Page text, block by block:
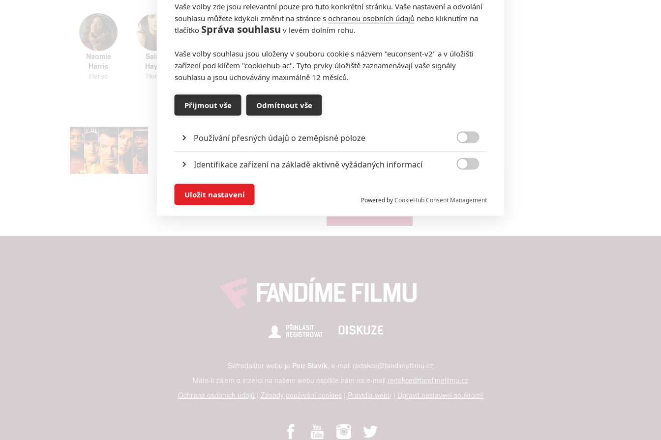
Naomie
Harris
Herec
Salma
Hayek
Herec
Don
Cheadle
Herec
Pierce
Brosnan
Herec
Mykelti
Williamson
Herec
Woody
Harrelson
Zobrazit další aktéry filmu
Vstoupit do
PŘIHLÁSIT
REGISTROVAT
DISKUZE
Šéfredaktor webu je Petr Slavík , e-mail redakce@fandimefilmu.cz
Máte-li zájem o inzerci na našem webu napište nám na e-mail redakce@fandimefilmu.cz
Ochrana osobních údajů | Zásady používání cookies | Pravidla webu | Upravit nastavení soukromí
Vaše volby zde jsou relevantní pouze pro tuto konkrétní stránku. Vaše nastavení a odvolání
souhlasu můžete kdykoli změnit na stránce s ochranou osobních údajů nebo kliknutím na
tlačítko Správa souhlasu v levém dolním rohu.
Vaše volby souhlasu jsou uloženy v souboru cookie s názvem "euconsent-v2" a v úložišti
zařízení pod klíčem "cookiehub-ac". Tyto prvky úložiště zaznamenávají vaše signály
souhlasu a jsou uchovávány maximálně 12 měsíců.
Přijmout vše Odmítnout vše
Používání přesných údajů o zeměpisné poloze
Identifikace zařízení na základě aktivně vyžádaných informací
Ukládání a/nebo přístup k informacím v zařízení

Reklama založená na omezených údajích a měření reklamy
Udělením souhlasu s účely a funkcemi zde uvedenými dáváte nám i našim partnerům
možnost: Zajištění bezpečnosti, předcházení a zjišťování podvodů a odstraňování chyb,
Powered byCookieHub Consent Management
Uložit nastavení